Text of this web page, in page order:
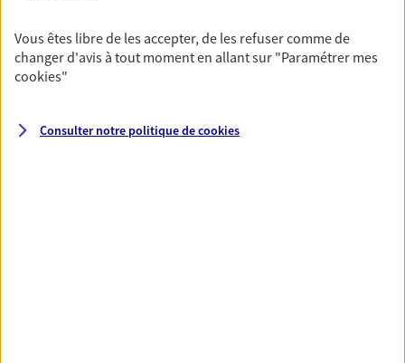
NOUS CONTACTER
Vous êtes libre de les accepter, de les refuser comme de
changer d'avis à tout moment en allant sur "Paramétrer mes
cookies"
Consulter notre politique decookies